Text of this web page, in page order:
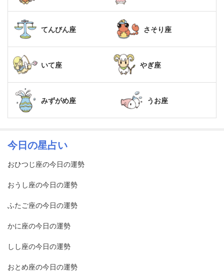
てんびん座 さそり座
いて座 やぎ座
みずがめ座 うお座
今日の星占い
おひつじ座の今日の運勢
おうし座の今日の運勢
ふたご座の今日の運勢
かに座の今日の運勢
しし座の今日の運勢
おとめ座の今日の運勢